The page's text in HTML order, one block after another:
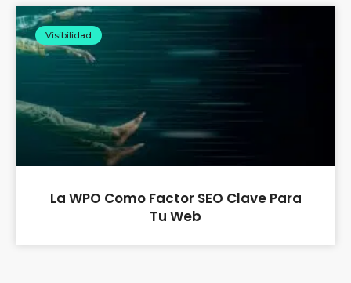
Visibilidad
La WPO Como Factor SEO Clave Para
Tu Web